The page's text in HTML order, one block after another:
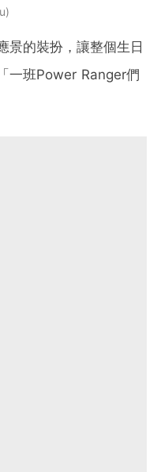
景的裝扮，讓整個生日
一班Power Ranger們